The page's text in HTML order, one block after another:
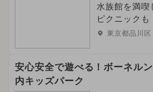
2024年5月のイベント
2026年4月のイベント ス
夏休み（日帰り）
水族館を満喫
ピクニックも
東京都品川区
安心安全で遊べる！ボーネル
内キッズパーク